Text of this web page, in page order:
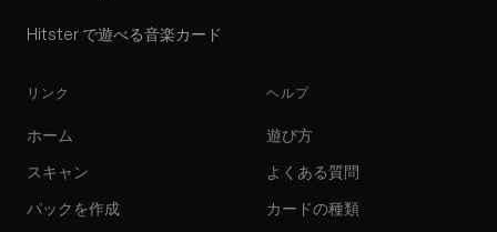
Hitster で遊べる音楽カード
リンク
ホーム
スキャン
パックを作成
ヘルプ
遊び方
よくある質問
カードの種類